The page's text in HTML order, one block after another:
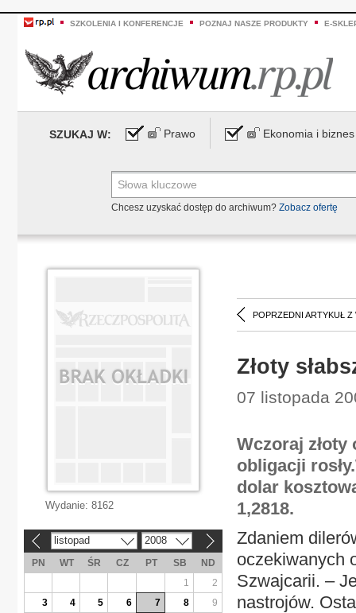
SZKOLENIA I KONFERENCJE POZNAJ NASZE PRODUKTY E-
SZUKAJ W: Prawo Ekonomia i biznes
Chcesz uzyskać dostęp do archiwum? Zobacz ofertę
POPRZEDNI ARTYKUŁ Z
Złoty
07 listopada
Wczoraj złoty
obligacji
dolar
1,2818.
Zdaniem
oczekiwanych
Szwajcarii. –
nastrojów.
Wydanie: 8162
listopad 2008
PN WT ŚR CZ PT SB
ND
1
2
3
4 5 6 7 8
9